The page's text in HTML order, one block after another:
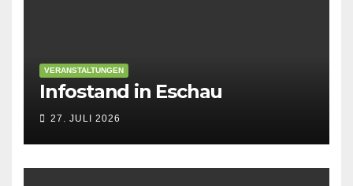
VERANSTALTUNGEN
Infostand in Eschau
27. JULI 2026